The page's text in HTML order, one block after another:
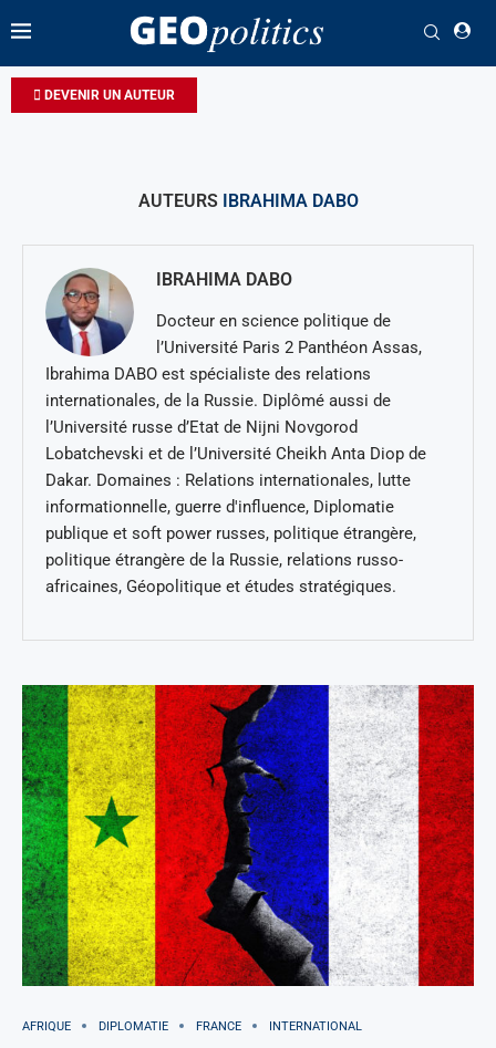
DEVENIR UN AUTEUR
AUTEURS IBRAHIMA DABO
IBRAHIMA DABO
Docteur en science politique de
l’Université Paris 2 Panthéon Assas,
Ibrahima DABO est spécialiste des relations
internationales, de la Russie. Diplômé aussi de
l’Université russe d’Etat de Nijni Novgorod
Lobatchevski et de l’Université Cheikh Anta Diop de
Dakar. Domaines : Relations internationales, lutte
informationnelle, guerre d'influence, Diplomatie
publique et soft power russes, politique étrangère,
politique étrangère de la Russie, relations russo-
africaines, Géopolitique et études stratégiques.
AFRIQUE DIPLOMATIE FRANCE INTERNATIONAL